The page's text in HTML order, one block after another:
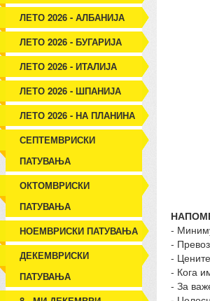
ЛЕТО 2026 - АЛБАНИЈА
ЛЕТО 2026 - БУГАРИЈА
ЛЕТО 2026 - ИТАЛИЈА
ЛЕТО 2026 - ШПАНИЈА
ЛЕТО 2026 - НА ПЛАНИНА
СЕПТЕМВРИСКИ
ПАТУВАЊА
ОКТОМВРИСКИ
ПАТУВАЊА
НОЕМВРИСКИ ПАТУВАЊА
ДЕКЕМВРИСКИ
ПАТУВАЊА
-
-
-
- Кога
- За